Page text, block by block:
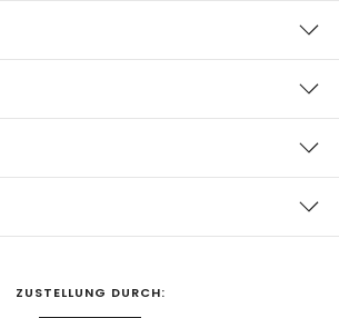
ZUSTELLUNG DURCH: